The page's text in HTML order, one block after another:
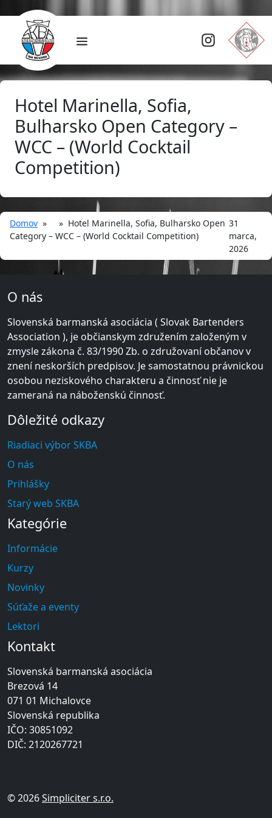
Hotel Marinella, Sofia,
Bulharsko Open Category –
WCC – (World Cocktail
Competition)
Domov » » Hotel Marinella, Sofia, Bulharsko Open
Category – WCC – (World Cocktail Competition)
31
marca,
2026
O nás
Slovenská barmanská asociácia ( Slovak Bartenders
Association ), je občianskym združením založeným v
zmysle zákona č. 83/1990 Zb. o združovaní občanov v
znení neskorších predpisov. Je samostatnou právnickou
osobou neziskového charakteru a činnosť nie je
zameraná na náboženskú činnosť.
Dôležité odkazy
Riadiaci výbor SKBA
O nás
Prihlášky
Starý web SKBA
Kategórie
Informácie
Kurzy
Novinky
Súťaže a eventy
Lektori
Kontakt
Slovenská barmanská asociácia
Brezová 14
071 01 Michalovce
Slovenská republika
IČO: 30851092
DIČ: 2120267721
© 2026Simpliciter s.r.o.